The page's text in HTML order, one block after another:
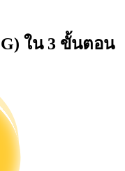
ใน 3 ขั้นตอน